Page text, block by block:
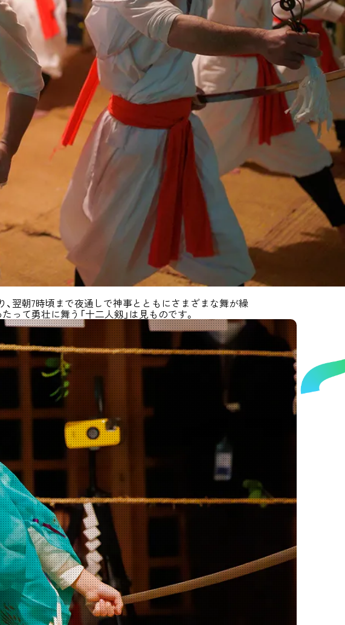
翌朝7時頃まで夜通しで神事とともにさまざまな舞が繰
って勇壮に舞う「十二人剱」は見ものです。